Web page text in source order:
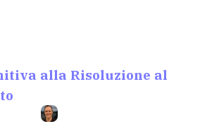
alla Risoluzione al